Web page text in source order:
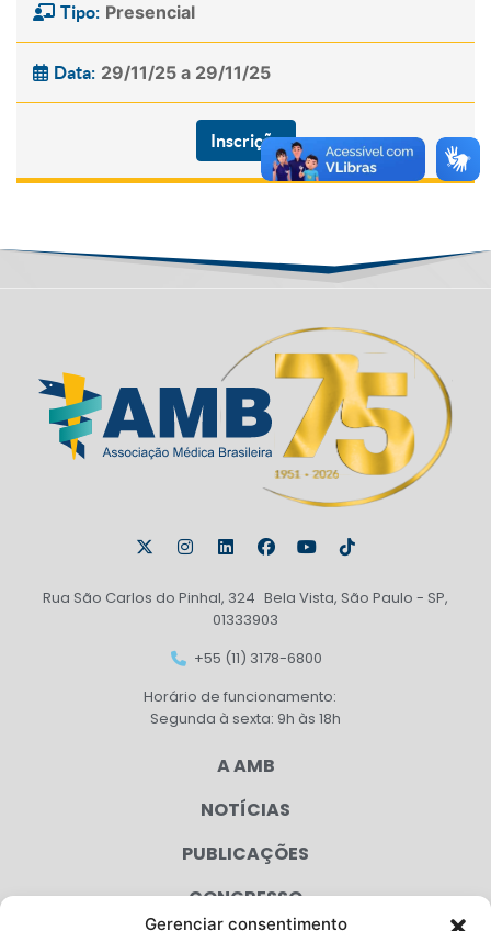
Gerenciar consentimento
Tipo: Presencial
Data: 29/11/25 a 29/11/25
Inscrição
Rua São Carlos do Pinhal, 324 Bela Vista, São Paulo - SP,
01333903
+55 (11) 3178-6800
Horário de funcionamento:
Segunda à sexta: 9h às 18h
A AMB
NOTÍCIAS
PUBLICAÇÕES
CONGRESSO